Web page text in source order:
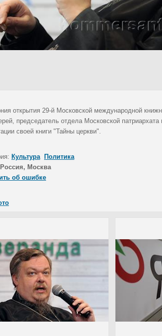
открытия 29-й Московской международной
председатель отдела Московской
своей книги "Тайны церкви".
Культура Политика
Россия, Москва
об ошибке